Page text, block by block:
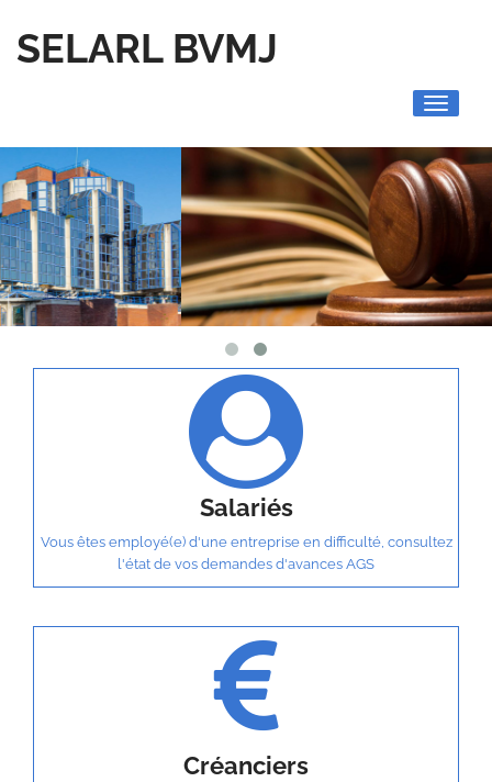
SELARL BVMJ
Toggle
Salariés
Vous êtes employé(e) d'une entreprise en difficulté, consultez
l'état de vos demandes d'avances AGS
Créanciers